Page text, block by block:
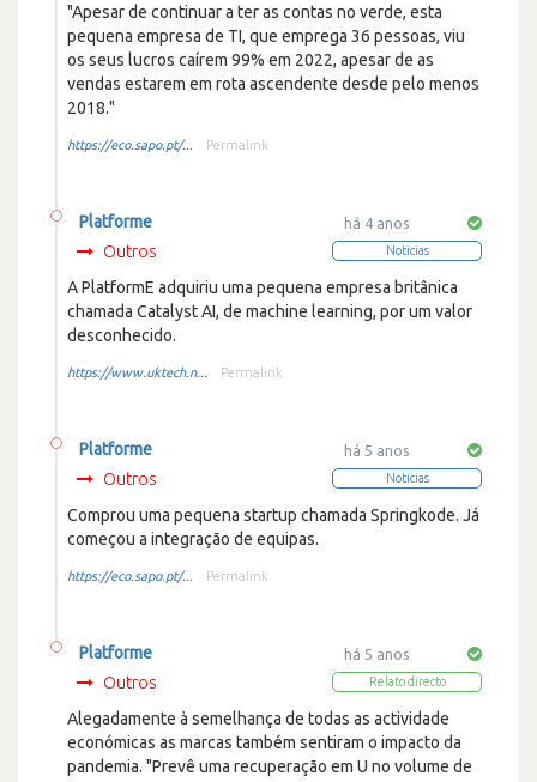
"Apesar de continuar a ter as contas no verde, esta
pequena empresa de TI, que emprega 36 pessoas, viu
os seus lucros caírem 99% em 2022, apesar de as
vendas estarem em rota ascendente desde pelo menos
2018."
https://eco.sapo.pt/... Permalink
há 4 anos
Noticias
Platforme
Outros
A PlatformE adquiriu uma pequena empresa britânica
chamada Catalyst AI, de machine learning, por um valor
desconhecido.
https://www.uktech.n... Permalink
há 5 anos
Noticias
Platforme
Outros
Comprou uma pequena startup chamada Springkode. Já
começou a integração de equipas.
https://eco.sapo.pt/... Permalink
há 5 anos
Relato directo
Platforme
Outros
Alegadamente à semelhança de todas as actividade
económicas as marcas também sentiram o impacto da
pandemia. "Prevê uma recuperação em U no volume de